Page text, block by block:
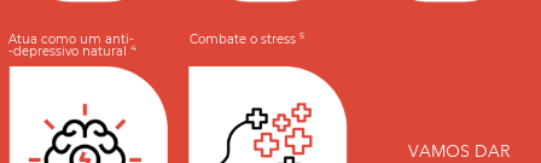
Atua como um anti-
-depressivo natural4
Combate o stress 5
VAMOS DAR